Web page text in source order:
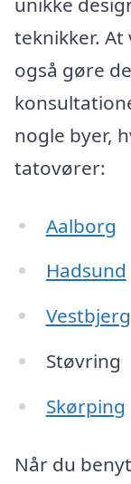
teknikker.
også gøre
nogle byer,
tatovører:
Aalborg
Hadsund
Vestbjerg
Støvring
Skørping
Når du